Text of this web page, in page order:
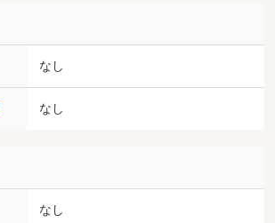
なし
なし
なし